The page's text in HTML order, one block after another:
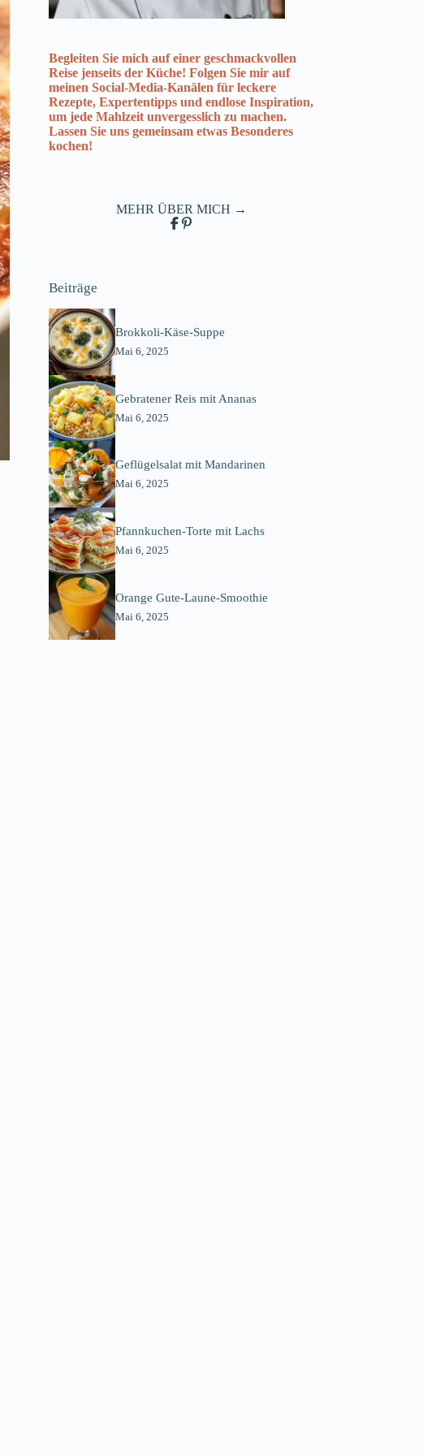
Begleiten Sie mich auf einer geschmackvollen
Reise jenseits der Küche! Folgen Sie mir auf
meinen Social-Media-Kanälen für leckere
Rezepte, Expertentipps und endlose Inspiration,
um jede Mahlzeit unvergesslich zu machen.
Lassen Sie uns gemeinsam etwas Besonderes
kochen!
MEHR ÜBER MICH →
Beiträge
Brokkoli-Käse-Suppe
Mai 6, 2025
Gebratener Reis mit Ananas
Mai 6, 2025
Geflügelsalat mit Mandarinen
Mai 6, 2025
Pfannkuchen-Torte mit Lachs
Mai 6, 2025
Orange Gute-Laune-Smoothie
Mai 6, 2025